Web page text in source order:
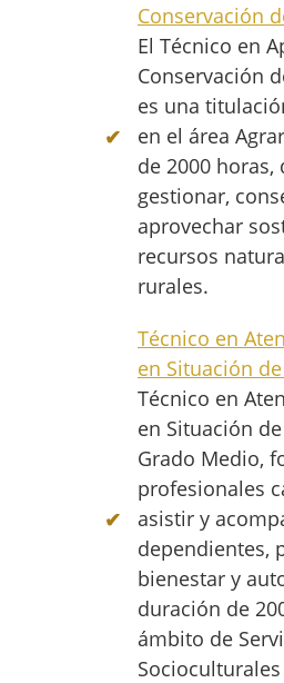
Conservación
El Técnico en
Conservación
es una
en el área
de 2000 horas,
gestionar,
aprovechar
recursos
rurales.
Técnico en
en Situación
Técnico en
en Situación
Grado Medio,
profesionales
asistir y
dependientes,
bienestar y
duración de
ámbito de